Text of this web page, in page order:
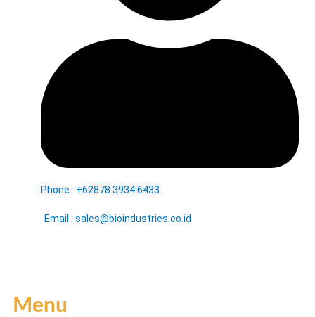
Phone : +62878 3934 6433
Email : sales@bioindustries.co.id
Menu